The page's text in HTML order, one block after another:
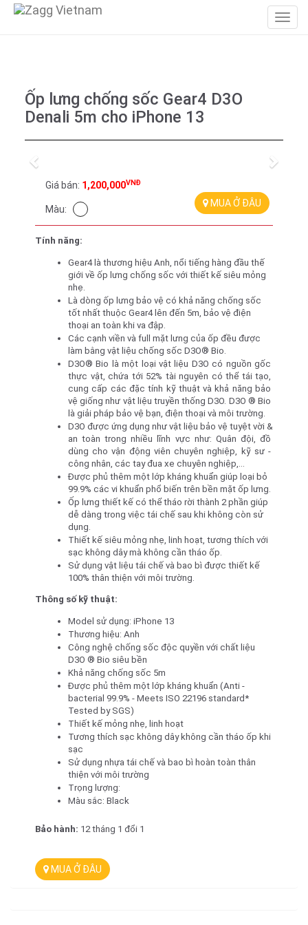
Ốp lưng chống sốc Gear4 D3O
Denali 5m cho iPhone 13
Previous Next
Giá bán: 1,200,000VNĐ
Màu:
MUA Ở ĐÂU
Tính năng:
Gear4 là thương hiệu Anh, nổi tiếng hàng đầu thế
giới về ốp lưng chống sốc với thiết kế siêu mỏng
nhẹ.
Là dòng ốp lưng bảo vệ có khả năng chống sốc
tốt nhất thuộc Gear4 lên đến 5m, bảo vệ điện
thoại an toàn khi va đập.
Các cạnh viền và full mặt lưng của ốp đều được
làm bằng vật liệu chống sốc D3O® Bio.
D3O® Bio là một loại vật liệu D3O có nguồn gốc
thực vật, chứa tới 52% tài nguyên có thể tái tạo,
cung cấp các đặc tính kỹ thuật và khả năng bảo
vệ giống như vật liệu truyền thống D3O. D3O ® Bio
là giải pháp bảo vệ bạn, điện thoại và môi trường.
D3O được ứng dụng như vật liệu bảo vệ tuyệt vời &
an toàn trong nhiều lĩnh vực như: Quân đội, đồ
dùng cho vận động viên chuyên nghiệp, kỹ sư -
công nhân, các tay đua xe chuyên nghiệp,...
Được phủ thêm một lớp kháng khuẩn giúp loại bỏ
99.9% các vi khuẩn phổ biến trên bền mặt ốp lưng.
Ốp lưng thiết kế có thể tháo rời thành 2 phần giúp
dễ dàng trong việc tái chế sau khi không còn sử
dụng.
Thiết kế siêu mỏng nhẹ, linh hoạt, tương thích với
sạc không dây mà không cần tháo ốp.
Sử dụng vật liệu tái chế và bao bì được thiết kế
100% thân thiện với môi trường.
Thông số kỹ thuật:
Model sử dụng: iPhone 13
Thương hiệu: Anh
Công nghệ chống sốc độc quyền với chất liệu
D3O ® Bio siêu bền
Khả năng chống sốc 5m
Được phủ thêm một lớp kháng khuẩn (Anti -
bacterial 99.9% - Meets ISO 22196 standard*​
Tested by SGS)
Thiết kế mỏng nhẹ, linh hoạt
Tương thích sạc không dây không cần tháo ốp khi
sạc
Sử dụng nhựa tái chế và bao bì hoàn toàn thân
thiện với môi trường
Trọng lượng:
Màu sắc: Black
Bảo hành: 12 tháng 1 đổi 1
MUA Ở ĐÂU